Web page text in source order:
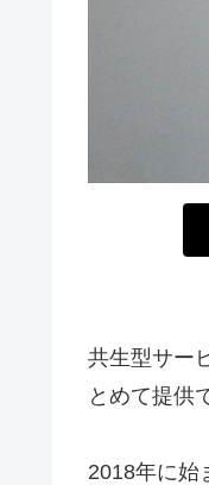
共生型サー
とめて提供
2018年に始